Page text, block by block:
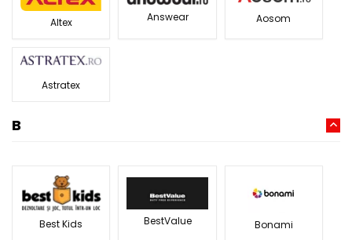
Altex Answear Aosom
Astratex
B
Best Kids BestValue Bonami